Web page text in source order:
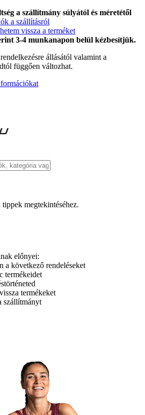
a szállítmány súlyától és méretétől
a szállításról
vissza a terméket
3-4 munkanapon belül kézbesítjük.
állásától valamint a
függően változhat.
megtekintéséhez.
előnyei:
a következő rendeléseket
termékeidet
termékeket
szállítmányt